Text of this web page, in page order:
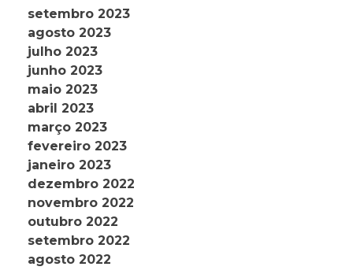
setembro 2023
agosto 2023
julho 2023
junho 2023
maio 2023
abril 2023
março 2023
fevereiro 2023
janeiro 2023
dezembro 2022
novembro 2022
outubro 2022
setembro 2022
agosto 2022